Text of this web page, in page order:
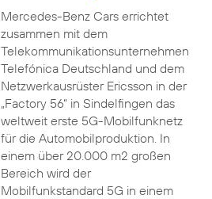
Mercedes-Benz Cars errichtet
zusammen mit dem
Telekommunikationsunternehmen
Telefónica Deutschland und dem
Netzwerkausrüster Ericsson in der
„Factory 56“ in Sindelfingen das
weltweit erste 5G-Mobilfunknetz
für die Automobilproduktion. In
einem über 20.000 m2 großen
Bereich wird der
Mobilfunkstandard 5G in einem